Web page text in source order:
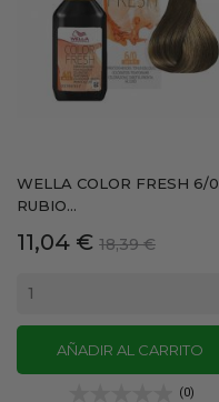
WELLA COLOR FRESH 6/0
RUBIO...
Precio
11,04 € Precio
18,39 €
AÑADIR AL CARRITO
(0)